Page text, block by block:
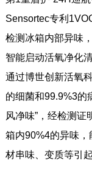
Sensortec专利
检测冰箱内部异味
智能启动活氧净化
通过博世创新活氧
的细菌和99.9%3的
风净味”，经检测
箱内90%4的异味
材串味、变质等引